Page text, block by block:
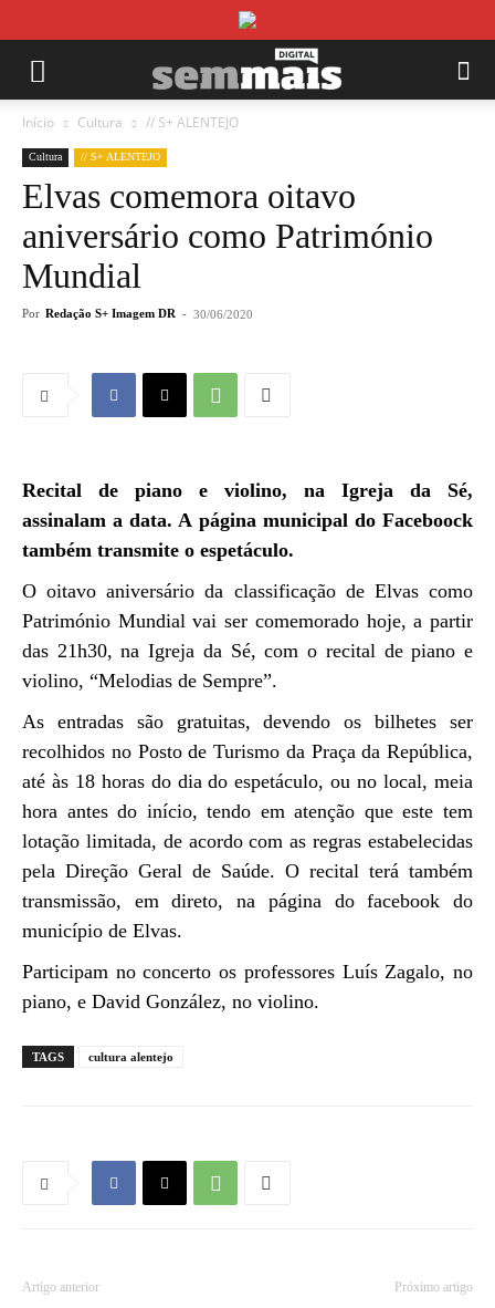
Início Cultura // S+ ALENTEJO
Cultura // S+ ALENTEJO
Elvas comemora oitavo
aniversário como Património
Mundial
Por Redação S+ Imagem DR - 30/06/2020
Recital de piano e violino, na Igreja da Sé,
assinalam a data. A página municipal do Faceboock
também transmite o espetáculo.
O oitavo aniversário da classificação de Elvas como
Património Mundial vai ser comemorado hoje, a partir
das 21h30, na Igreja da Sé, com o recital de piano e
violino, “Melodias de Sempre”.
As entradas são gratuitas, devendo os bilhetes ser
recolhidos no Posto de Turismo da Praça da República,
até às 18 horas do dia do espetáculo, ou no local, meia
hora antes do início, tendo em atenção que este tem
lotação limitada, de acordo com as regras estabelecidas
pela Direção Geral de Saúde. O recital terá também
transmissão, em direto, na página do facebook do
município de Elvas.
Participam no concerto os professores Luís Zagalo, no
piano, e David González, no violino.
TAGS cultura alentejo
Artigo anterior Próximo artigo